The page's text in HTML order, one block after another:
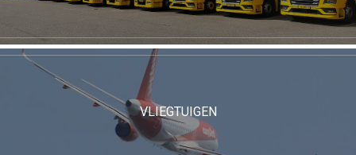
VLIEGTUIGEN